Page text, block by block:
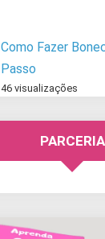
Como Fazer
Passo
46 visualizações
PARCERIA